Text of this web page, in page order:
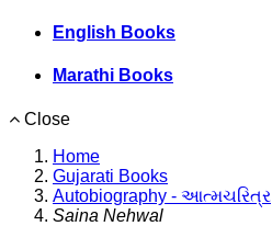
English Books
Marathi Books
Close
Home
Gujarati Books
Autobiography - આત્મચરિત્ર
Saina Nehwal